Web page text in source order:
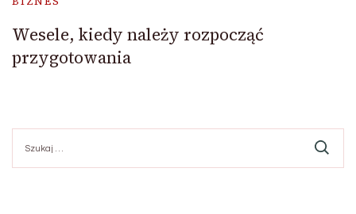
Wesele, kiedy należy rozpocząć
przygotowania